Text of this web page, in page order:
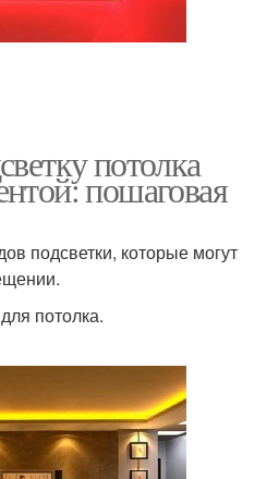
потолка
пошаговая
подсветки, которые могут
потолка.